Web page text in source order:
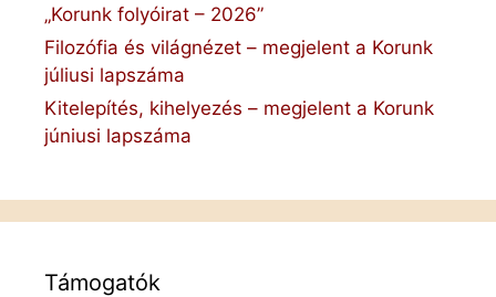
„Korunk folyóirat – 2026”
Filozófia és világnézet – megjelent a Korunk
júliusi lapszáma
Kitelepítés, kihelyezés – megjelent a Korunk
júniusi lapszáma
Támogatók